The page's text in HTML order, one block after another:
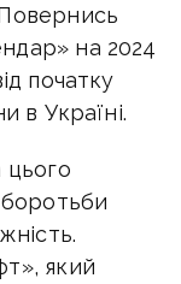
на 2024
початку
в Україні.
який